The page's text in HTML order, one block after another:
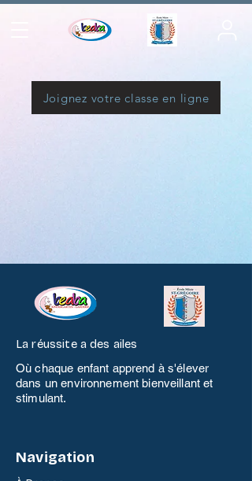
Joignez votre classe en ligne
La réussite a des ailes
Où chaque enfant apprend à s'élever
dans un environnement bienveillant et
stimulant.
Navigation
Powered by
InnoTech Apps